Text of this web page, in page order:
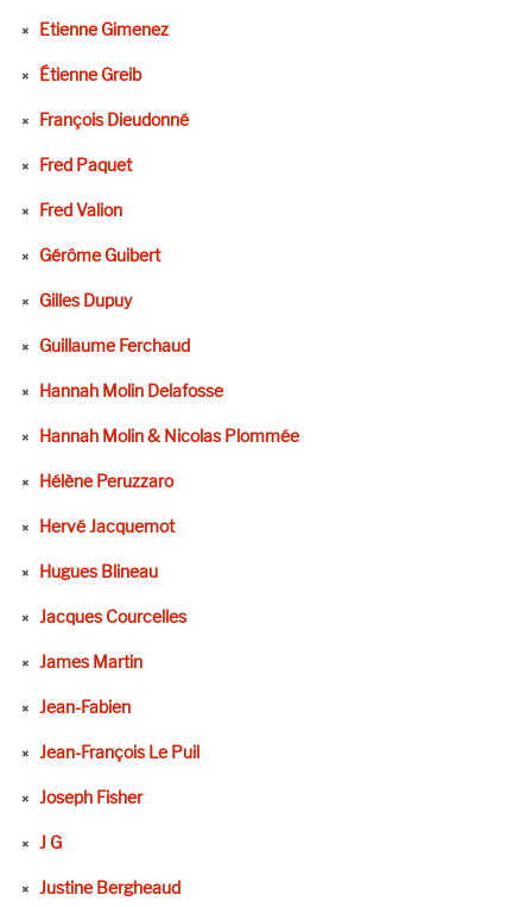
Etienne Gimenez
Étienne Greib
François Dieudonné
Fred Paquet
Fred Valion
Gérôme Guibert
Gilles Dupuy
Guillaume Ferchaud
Hannah Molin Delafosse
Hannah Molin & Nicolas Plommée
Hélène Peruzzaro
Hervé Jacquemot
Hugues Blineau
Jacques Courcelles
James Martin
Jean-Fabien
Jean-François Le Puil
Joseph Fisher
J G
Justine Bergheaud